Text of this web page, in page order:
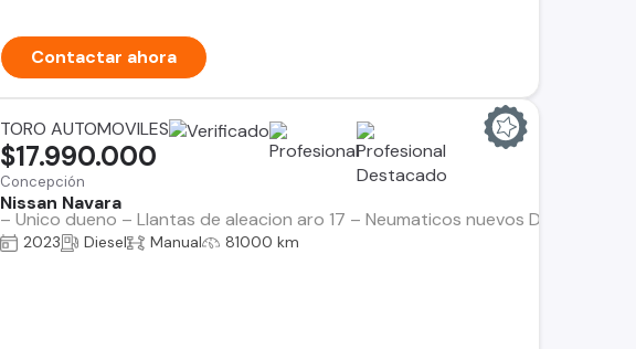
Contactar ahora
TORO AUTOMOVILES
Concepción
Nissan Navara
– Unico dueno – Llantas de aleacion aro 17 – Neumaticos nuevos
$17.990.000
2023 Diesel Manual 81000 km